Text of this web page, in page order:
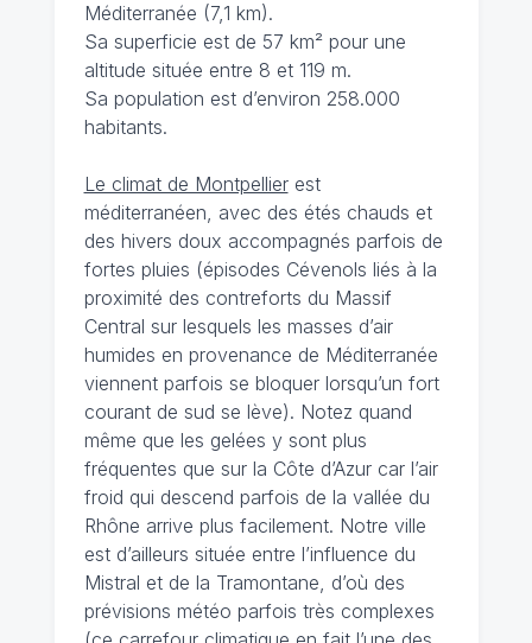
Méditerranée (7,1 km).
Sa superficie est de 57 km² pour une
altitude située entre 8 et 119 m.
Sa population est d’environ 258.000
habitants.
Le climat de Montpellierest
méditerranéen, avec des étés chauds et
des hivers doux accompagnés parfois de
fortes pluies (épisodes Cévenols liés à la
proximité des contreforts du Massif
Central sur lesquels les masses d’air
humides en provenance de Méditerranée
viennent parfois se bloquer lorsqu’un fort
courant de sud se lève). Notez quand
même que les gelées y sont plus
fréquentes que sur la Côte d’Azur car l’air
froid qui descend parfois de la vallée du
Rhône arrive plus facilement. Notre ville
est d’ailleurs située entre l’influence du
Mistral et de la Tramontane, d’où des
prévisions météo parfois très complexes